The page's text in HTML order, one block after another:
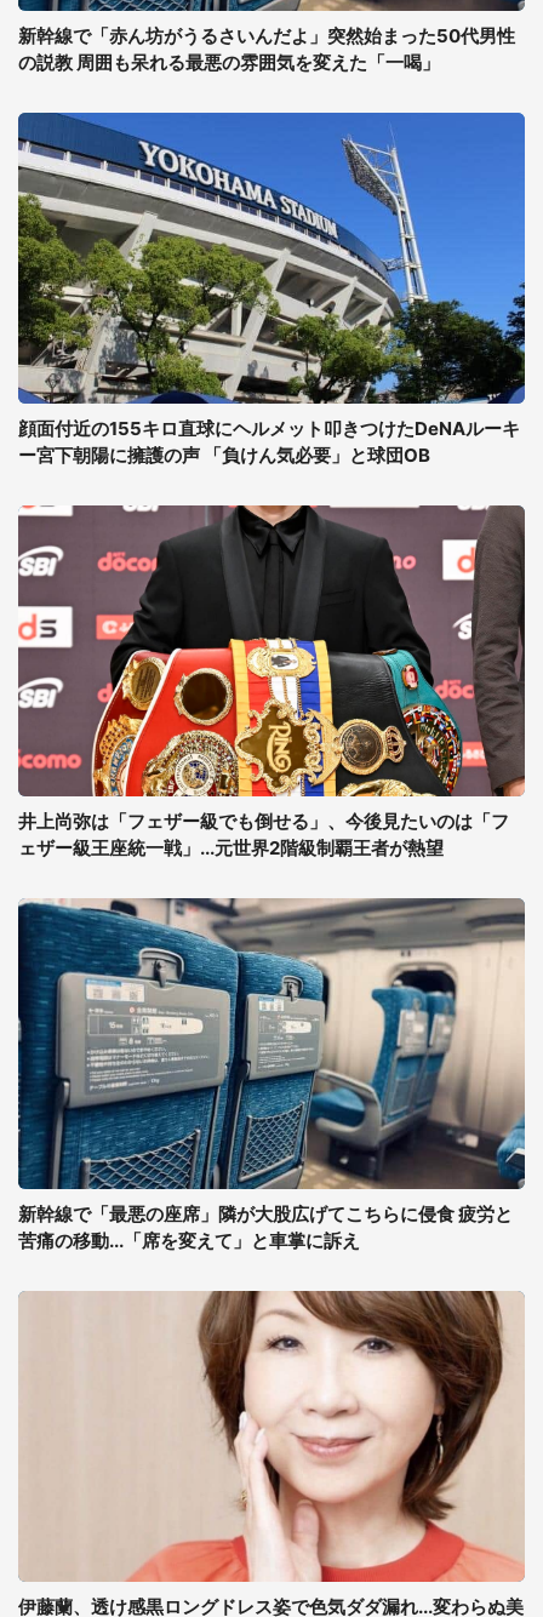
新幹線で「赤ん坊がうるさいんだよ」突然始まった50代男性
の説教 周囲も呆れる最悪の雰囲気を変えた「一喝」
顔面付近の155キロ直球にヘルメット叩きつけたDeNAルーキ
ー宮下朝陽に擁護の声 「負けん気必要」と球団OB
井上尚弥は「フェザー級でも倒せる」、今後見たいのは「フ
ェザー級王座統一戦」...元世界2階級制覇王者が熱望
新幹線で「最悪の座席」隣が大股広げてこちらに侵食 疲労と
苦痛の移動...「席を変えて」と車掌に訴え
伊藤蘭、透け感黒ロングドレス姿で色気ダダ漏れ...変わらぬ美